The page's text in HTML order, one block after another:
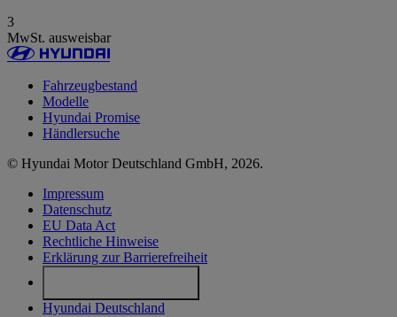
3
MwSt. ausweisbar
Fahrzeugbestand
Modelle
Hyundai Promise
Händlersuche
© Hyundai Motor Deutschland GmbH, 2026.
Impressum
Datenschutz
EU Data Act
Rechtliche Hinweise
Erklärung zur Barrierefreiheit
Hyundai Deutschland